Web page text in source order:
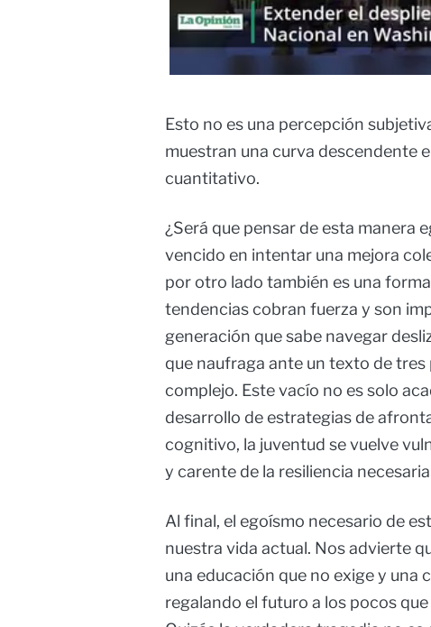
Esto no es una percepción
muestran una curva descendente
cuantitativo.
¿Será que pensar de esta manera
vencido en intentar una mejora
por otro lado también es una
tendencias cobran fuerza y son
generación que sabe navegar
que naufraga ante un texto de
complejo. Este vacío no es solo
desarrollo de estrategias de
cognitivo, la juventud se vuelve
y carente de la resiliencia
Al final, el egoísmo necesario de
nuestra vida actual. Nos advierte
una educación que no exige y una
regalando el futuro a los pocos